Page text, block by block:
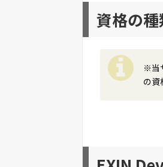
資格の種
※当
の資